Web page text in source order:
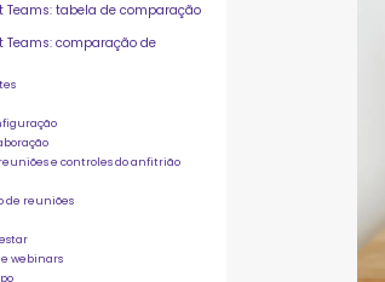
Teams: tabela de comparação
Teams: comparação de
e controles do anfitrião
de reuniões
e webinars